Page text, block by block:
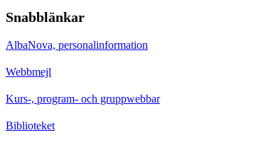
Snabblänkar
AlbaNova, personalinformation
Webbmejl
Kurs-, program- och gruppwebbar
Biblioteket